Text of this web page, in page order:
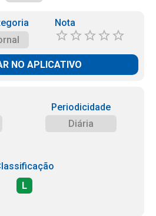
Nota
NO APLICATIVO
Periodicidade
Diária
L